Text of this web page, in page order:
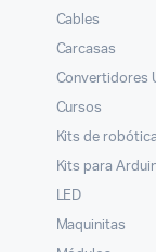
Cables
Carcasas
Convertidores
Cursos
Kits de robótica
Kits para
LED
Maquinitas